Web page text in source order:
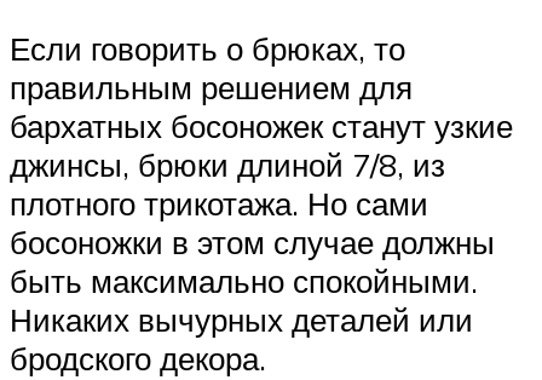
Если говорить о брюках, то
правильным решением для
бархатных босоножек станут узкие
джинсы, брюки длиной 7/8, из
плотного трикотажа. Но сами
босоножки в этом случае должны
быть максимально спокойными.
Никаких вычурных деталей или
бродского декора.